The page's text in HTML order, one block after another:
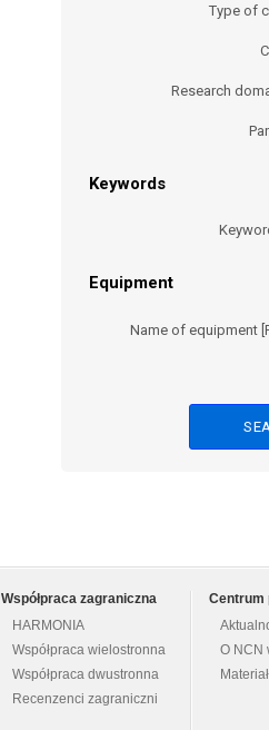
Type of
Research
Keywords
Equipment
Name of equipment
Współpraca zagraniczna
HARMONIA
Współpraca wielostronna
Współpraca dwustronna
Recenzenci zagraniczni
Centrum
O NCN